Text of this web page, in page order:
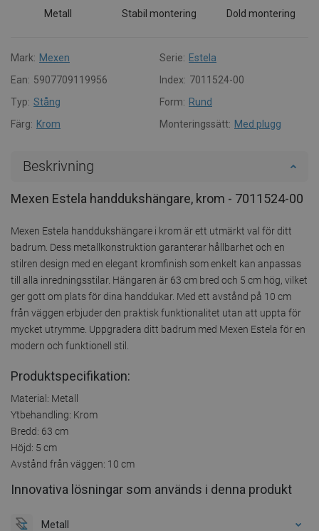
Metall Stabil montering Dold montering
Mark: Mexen Serie: Estela
Ean: 5907709119956 Index: 7011524-00
Typ: Stång Form: Rund
Färg: Krom Monteringssätt: Med plugg
Beskrivning
Mexen Estela handdukshängare, krom - 7011524-00
Mexen Estela handdukshängare i krom är ett utmärkt val för ditt
badrum. Dess metallkonstruktion garanterar hållbarhet och en
stilren design med en elegant kromfinish som enkelt kan anpassas
till alla inredningsstilar. Hängaren är 63 cm bred och 5 cm hög, vilket
ger gott om plats för dina handdukar. Med ett avstånd på 10 cm
från väggen erbjuder den praktisk funktionalitet utan att uppta för
mycket utrymme. Uppgradera ditt badrum med Mexen Estela för en
modern och funktionell stil.
Produktspecifikation:
Material: Metall
Ytbehandling: Krom
Bredd: 63 cm
Höjd: 5 cm
Avstånd från väggen: 10 cm
Innovativa lösningar som används i denna produkt
Metall